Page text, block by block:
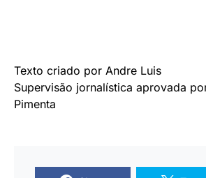
Texto criado por Andre Luis
Supervisão jornalística aprovada
Pimenta